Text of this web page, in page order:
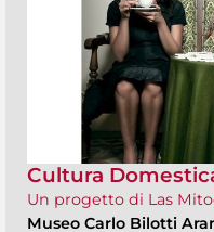
Cultura
Un progetto di Las
Museo Carlo Bilotti